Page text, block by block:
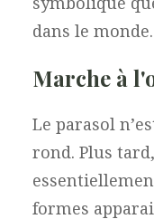
dans le monde.
Marche à
Le parasol
rond. Plus
formes